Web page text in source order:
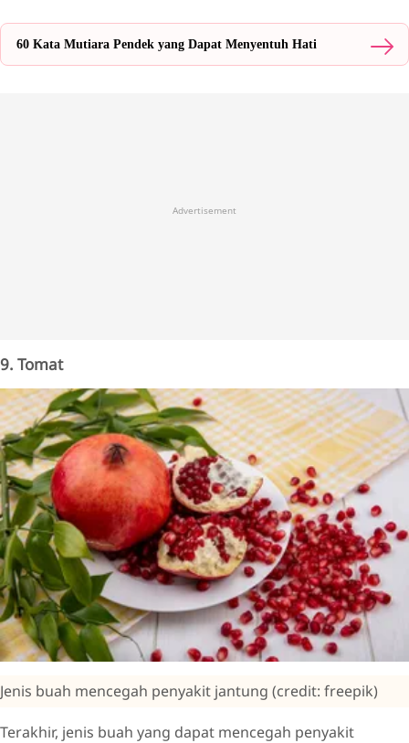
60 Kata Mutiara Pendek yang Dapat Menyentuh Hati
Advertisement
9. Tomat
Jenis buah mencegah penyakit jantung (credit: freepik)
Terakhir, jenis buah yang dapat mencegah penyakit